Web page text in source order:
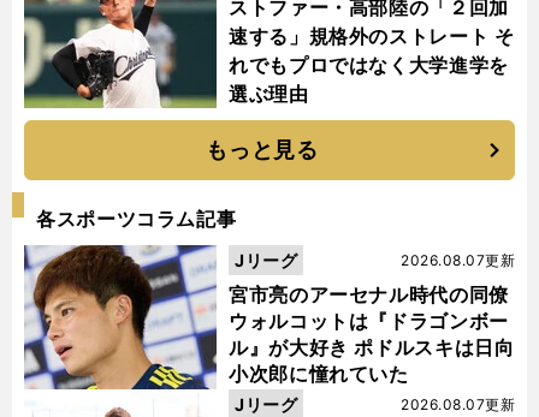
ストファー・高部陸の「２回加
速する」規格外のストレート そ
れでもプロではなく大学進学を
選ぶ理由
もっと見る
各スポーツコラム記事
宮市亮のアーセナル時代の同僚
ウォルコットは『ドラゴンボー
ル』が大好き ポドルスキは日向
小次郎に憧れていた
2026.08.07更新
Jリーグ
2026.08.07更新
Jリーグ